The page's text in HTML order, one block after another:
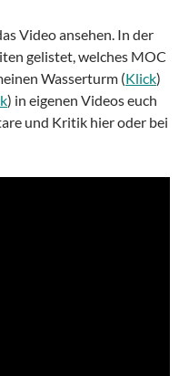
Video ansehen. In der
gelistet, welches MOC
Wasserturm (Klick)
) in eigenen Videos euch
und Kritik hier oder bei